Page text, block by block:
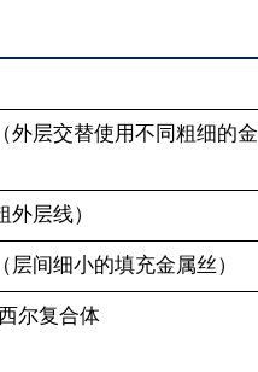
外层交替使用不同粗细的金
层线）
层间细小的填充金属丝）
尔复合体